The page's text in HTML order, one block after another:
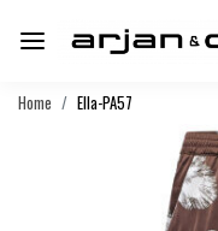
Home Ella-PA57